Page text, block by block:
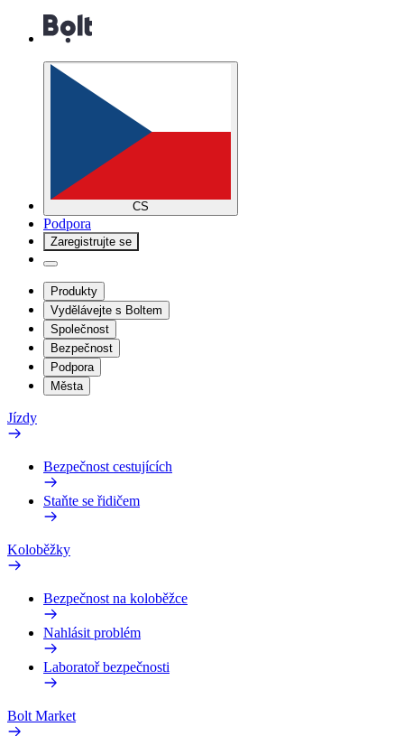
CS
Podpora
Zaregistrujte se
Produkty
Vydělávejte s Boltem
Společnost
Bezpečnost
Podpora
Města
Jízdy
Bezpečnost cestujících
Staňte se řidičem
Koloběžky
Bezpečnost na koloběžce
Nahlásit problém
Laboratoř bezpečnosti
Bolt Market